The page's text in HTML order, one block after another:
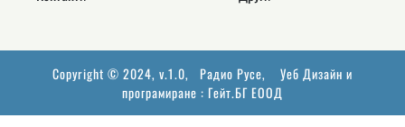
Copyright © 2024, v.1.0, Радио Русе, Уеб Дизайн и
програмиране : Гейт.БГ ЕООД